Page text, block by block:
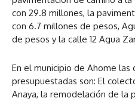
con 29.8 millones, la
con 6.7 millones de pesos,
de pesos y la calle 12 Agua
En el municipio de Ahome las
presupuestadas son: El
Anaya, la remodelación de la